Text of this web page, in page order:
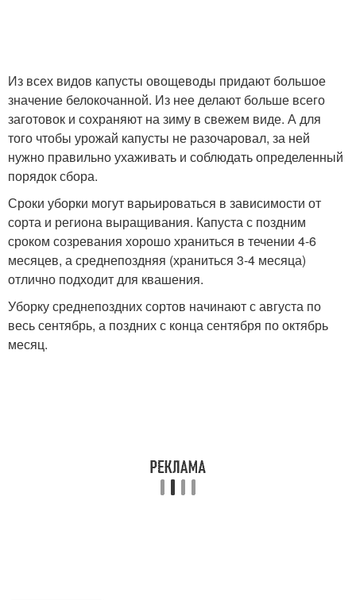
Из всех видов капусты овощеводы придают большое
значение белокочанной. Из нее делают больше всего
заготовок и сохраняют на зиму в свежем виде. А для
того чтобы урожай капусты не разочаровал, за ней
нужно правильно ухаживать и соблюдать определенный
порядок сбора.
Сроки уборки могут варьироваться в зависимости от
сорта и региона выращивания. Капуста с поздним
сроком созревания хорошо храниться в течении 4-6
месяцев, а среднепоздняя (храниться 3-4 месяца)
отлично подходит для квашения.
Уборку среднепоздних сортов начинают с августа по
весь сентябрь, а поздних с конца сентября по октябрь
месяц.